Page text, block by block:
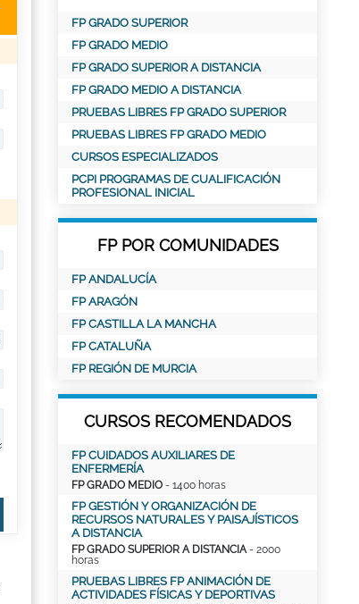
FP GRADO SUPERIOR
FP GRADO MEDIO
FP GRADO SUPERIOR A DISTANCIA
FP GRADO MEDIO A DISTANCIA
PRUEBAS LIBRES FP GRADO SUPERIOR
PRUEBAS LIBRES FP GRADO MEDIO
CURSOS ESPECIALIZADOS
PCPI PROGRAMAS DE CUALIFICACIÓN
PROFESIONAL INICIAL
FP POR COMUNIDADES
FP ANDALUCÍA
FP ARAGÓN
FP CASTILLA LA MANCHA
FP CATALUÑA
FP REGIÓN DE MURCIA
CURSOS RECOMENDADOS
FP CUIDADOS AUXILIARES DE
ENFERMERÍA
FP GRADO MEDIO - 1400 horas
FP GESTIÓN Y ORGANIZACIÓN DE
RECURSOS NATURALES Y PAISAJÍSTICOS
A DISTANCIA
FP GRADO SUPERIOR A DISTANCIA- 2000
horas
PRUEBAS LIBRES FP ANIMACIÓN DE
ACTIVIDADES FÍSICAS Y DEPORTIVAS